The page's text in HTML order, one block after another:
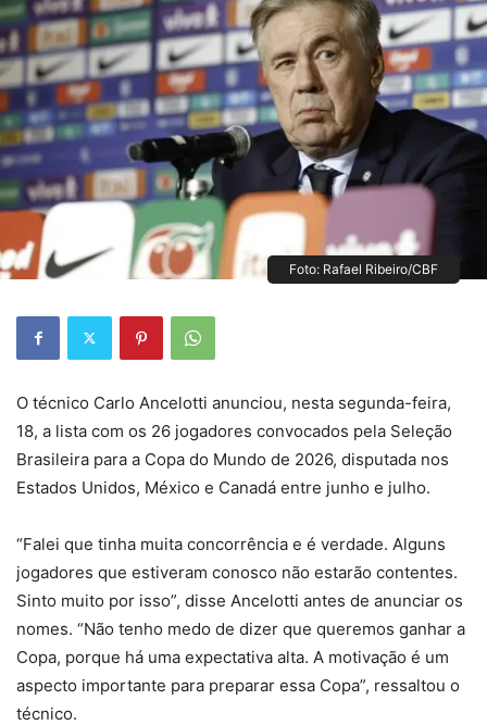
Foto: Rafael Ribeiro/CBF
O técnico Carlo Ancelotti anunciou, nesta segunda-feira,
18, a lista com os 26 jogadores convocados pela Seleção
Brasileira para a Copa do Mundo de 2026, disputada nos
Estados Unidos, México e Canadá entre junho e julho.
“Falei que tinha muita concorrência e é verdade. Alguns
jogadores que estiveram conosco não estarão contentes.
Sinto muito por isso”, disse Ancelotti antes de anunciar os
nomes. “Não tenho medo de dizer que queremos ganhar a
Copa, porque há uma expectativa alta. A motivação é um
aspecto importante para preparar essa Copa”, ressaltou o
técnico.